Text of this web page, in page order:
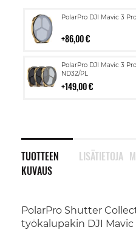
PolarPro DJI Mavic 3
86,00 €
Lisää
PolarPro DJI Mavic 3
ND32/PL
149,00 €
Lisää
ostoskoriin
TUOTTEEN
KUVAUS
PolarPro Shutter
työkalupakin DJI
LISÄTIETOJA